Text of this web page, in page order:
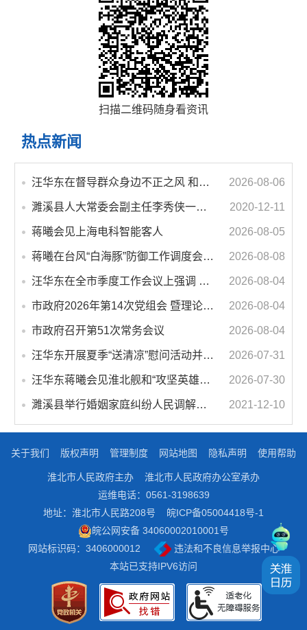
扫描二维码随身看资讯
热点新闻
汪华东在督导群众身边不正之风 和腐败问题集中整治工作时强调 以更高标准更实举措纵深推进集中整治 不断增强人民群众获得感幸福感安全感 2026-08-06
濉溪县人大常委会副主任李秀侠一行调研城乡客运一体化和治超工作 2020-12-11
蒋曦会见上海电科智能客人 2026-08-05
蒋曦在台风“白海豚”防御工作调度会上强调 牢固树立和践行正确政绩观 切实维护人民群众生命财产安全 2026-08-08
汪华东在全市季度工作会议上强调 锚定打好“三仗”任务和年度预期目标不动摇 在全市上下掀起比学赶超争先进位的攻坚热潮 2026-08-04
市政府2026年第14次党组会 暨理论学习中心组学习会议召开 蒋曦主持会议并讲话 2026-08-04
市政府召开第51次常务会议 2026-08-04
汪华东开展夏季“送清凉”慰问活动并调研专门教育工作 落实落细防暑降温措施 用心用情关爱一线职工 2026-07-31
汪华东蒋曦会见淮北舰和“攻坚英雄连”官兵代表 2026-07-30
濉溪县举行婚姻家庭纠纷人民调解委员会暨调解志愿者服务团成立仪式 2021-12-10
关于我们 版权声明 管理制度 网站地图 隐私声明 使用帮助
淮北市人民政府主办
淮北市人民政府办公室承办
运维电话：0561-3198639
地址：淮北市人民路208号
皖ICP备05004418号-1
皖公网安备 34060002010001号
网站标识码：3406000012
违法和不良信息举报中心
本站已支持IPV6访问